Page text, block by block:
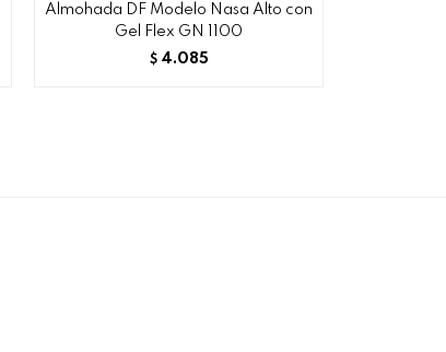
Almohada DF Modelo Nasa Alto con
Gel Flex GN 1100
$ 4.085